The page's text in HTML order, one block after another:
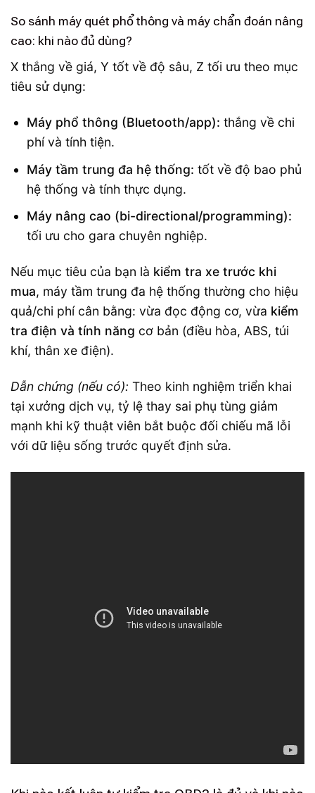
So sánh máy quét phổ thông và máy chẩn đoán nâng
cao: khi nào đủ dùng?
X thắng về giá, Y tốt về độ sâu, Z tối ưu theo mục
tiêu sử dụng:
Máy phổ thông (Bluetooth/app): thắng về chi
phí và tính tiện.
Máy tầm trung đa hệ thống: tốt về độ bao phủ
hệ thống và tính thực dụng.
Máy nâng cao (bi-directional/programming):
tối ưu cho gara chuyên nghiệp.
Nếu mục tiêu của bạn là kiểm tra xe trước khi
mua, máy tầm trung đa hệ thống thường cho hiệu
quả/chi phí cân bằng: vừa đọc động cơ, vừa kiểm
tra điện và tính năng cơ bản (điều hòa, ABS, túi
khí, thân xe điện).
Dẫn chứng (nếu có): Theo kinh nghiệm triển khai
tại xưởng dịch vụ, tỷ lệ thay sai phụ tùng giảm
mạnh khi kỹ thuật viên bắt buộc đối chiếu mã lỗi
với dữ liệu sống trước quyết định sửa.